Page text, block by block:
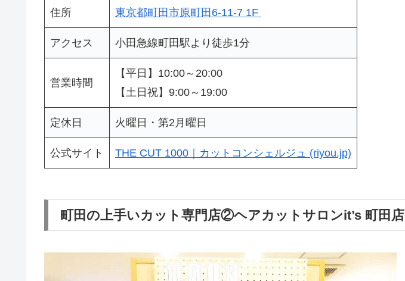
住所 東京都町田市原町田6-11-7 1F
アクセス 小田急線町田駅より徒歩1分
営業時間
【平日】10:00～20:00
【土日祝】9:00～19:00
定休日 火曜日・第2月曜日
公式サイト THE CUT 1000｜カットコンシェルジュ (riyou.jp)
町田の上手いカット専門店②ヘアカットサロンit’s 町田店